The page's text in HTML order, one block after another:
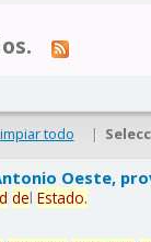
todo |
Oeste,
delEstado.